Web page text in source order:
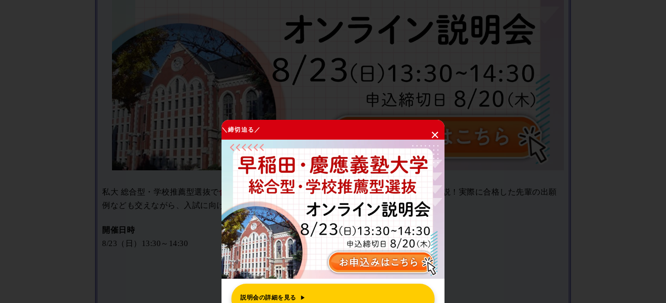
×
＼締切迫る／
説明会の詳細を見る ▶
私大 総合型・学校推薦型選抜で合格実績No.1を誇る 早稲田塾が、早慶の総合型選抜を徹底解説！実際に合格した先輩の出願
例なども交えながら、入試に向けてやるべきことをお伝えします。
開催日時
8/23（日）13:30～14:30
説明会のお申込みはこちら